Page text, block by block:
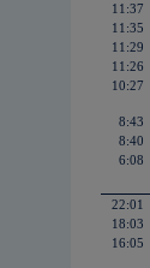
11:37
11:35
11:29
11:26
10:27
8:43
8:40
6:08
22:01
18:03
16:05